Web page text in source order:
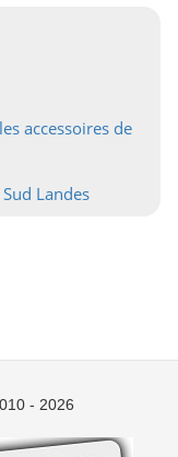
accessoires de
Landes
- 2026